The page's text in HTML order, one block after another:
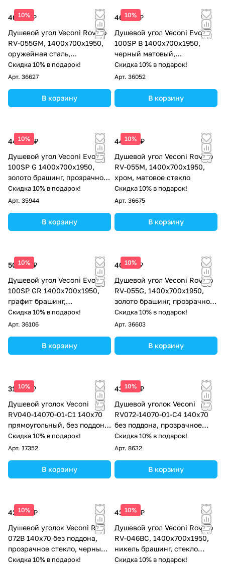
10%
40 718 ₽
Душевой угол Veconi Rovigo
RV-055GM, 1400х700х1950,
оружейная сталь,
прозрачное стекло
Скидка 10% в подарок!
Арт. 36627
В корзину
10%
46 574 ₽
Душевой угол Veconi Evo
100SP B 1400х700x1950,
черный матовый,
тонированное стекло
Скидка 10% в подарок!
Арт. 36052
В корзину
10%
44 845 ₽
Душевой угол Veconi Evo
100SP G 1400х700x1950,
золото брашинг, прозрачное
стекло
Скидка 10% в подарок!
Арт. 35944
В корзину
10%
44 054 ₽
Душевой угол Veconi Rovigo
RV-055M, 1400х700х1950,
хром, матовое стекло
Скидка 10% в подарок!
Арт. 36675
В корзину
10%
50 478 ₽
Душевой угол Veconi Evo
100SP GR 1400х700x1950,
графит брашинг,
тонированное стекло
Скидка 10% в подарок!
Арт. 36106
В корзину
10%
40 718 ₽
Душевой угол Veconi Rovigo
RV-055G, 1400х700х1950,
золото брашинг, прозрачное
стекло
Скидка 10% в подарок!
Арт. 36603
В корзину
10%
31 789 ₽
Душевой уголок Veconi
RV040-14070-01-C1 140х70
прямоугольный, без поддона,
прозрачное стекло, хром
Скидка 10% в подарок!
Арт. 17352
В корзину
10%
43 645 ₽
Душевой уголок Veconi
RV072-14070-01-C4 140х70
без поддона, прозрачное
стекло, хром
Скидка 10% в подарок!
Арт. 8632
В корзину
10%
43 645 ₽
Душевой уголок Veconi RV-
072B 140х70 без поддона,
прозрачное стекло, черный
матовый
Скидка 10% в подарок!
10%
43 848 ₽
Душевой угол Veconi Rovigo
RV-046BC, 1400х700х1950,
никель брашинг, стекло
прозрачное
Скидка 10% в подарок!